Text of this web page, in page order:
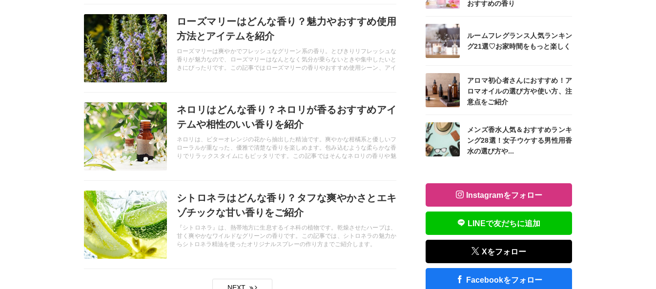
ローズマリーはどんな香り？魅力やおすすめ使用
方法とアイテムを紹介
ローズマリーは爽やかでフレッシュなグリーン系の香り。とびきりリフレッシュな
香りが魅力なので、ローズマリーはなんとなく気分が乗らないときや集中したいと
きにぴったりです。この記事ではローズマリーの香りやおすすめ使用シーン、アイ
ネロリはどんな香り？ネロリが香るおすすめアイ
テムや相性のいい香りを紹介
ネロリは、ビターオレンジの花から抽出した精油です。爽やかな柑橘系と優しいフ
ローラルが重なった、優雅で清楚な香りを楽しめます。包み込むような柔らかな香
りでリラックスタイムにもピッタリです。この記事ではそんなネロリの香りや魅
シトロネラはどんな香り？タフな爽やかさとエキ
ゾチックな甘い香りをご紹介
『シトロネラ』は、熱帯地方に生息するイネ科の植物です。乾燥させたハーブは、
甘く爽やかなワイルドなグリーンの香りです。この記事では、シトロネラの魅力か
らシトロネラ精油を使ったオリジナルスプレーの作り方までご紹介します。
おすすめの香り
ルームフレグランス人気ランキン
グ21選♡お家時間をもっと楽しく
記事を読む
アロマ初心者さんにおすすめ！ア
ロマオイルの選び方や使い方、注
意点をご紹介
記事を読む
メンズ香水人気＆おすすめランキ
ング28選！女子ウケする男性用香
水の選び方や...
Instagramをフォロー
LINEで友だちに追加
Xをフォロー
Facebookをフォロー